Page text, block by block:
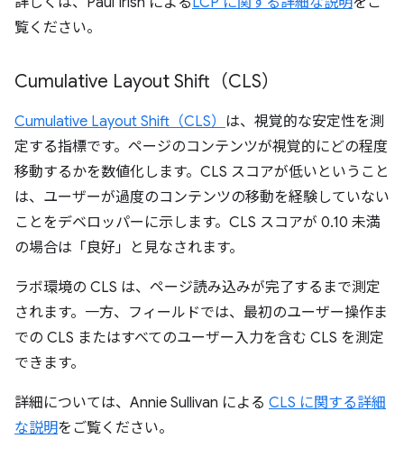
覧ください。
Cumulative Layout Shift（CLS）
Cumulative Layout Shift（CLS） は、視覚的な安定性を測
定する指標です。ページのコンテンツが視覚的にどの程度
移動するかを数値化します。CLS スコアが低いということ
は、ユーザーが過度のコンテンツの移動を経験していない
ことをデベロッパーに示します。CLS スコアが 0.10 未満
の場合は「良好」と見なされます。
ラボ環境の CLS は、ページ読み込みが完了するまで測定
されます。一方、フィールドでは、最初のユーザー操作ま
での CLS またはすべてのユーザー入力を含む CLS を測定
できます。
詳細については、Annie Sullivan による CLS に関する詳細
な説明をご覧ください。